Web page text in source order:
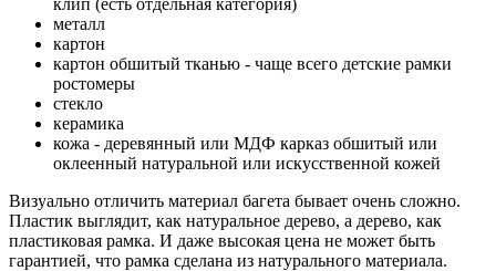
металл
картон
картон обшитый тканью - чаще всего детские рамки
ростомеры
стекло
керамика
кожа - деревянный или МДФ карказ обшитый или
оклеенный натуральной или искусственной кожей
Визуально отличить материал багета бывает очень сложно.
Пластик выглядит, как натуральное дерево, а дерево, как
пластиковая рамка. И даже высокая цена не может быть
гарантией, что рамка сделана из натурального материала.